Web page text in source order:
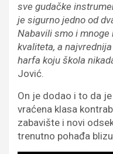
sve gudačke
je sigurno jedno od
Nabavili smo i
kvaliteta, a
harfa koju škola
Jović.
On je dodao i to da
vraćena klasa
zabavište i novi
trenutno pohađa